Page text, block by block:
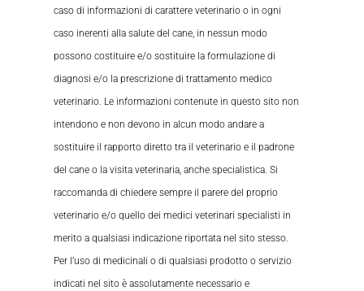
caso di informazioni di carattere veterinario o in ogni
caso inerenti alla salute del cane, in nessun modo
possono costituire e/o sostituire la formulazione di
diagnosi e/o la prescrizione di trattamento medico
veterinario. Le informazioni contenute in questo sito non
intendono e non devono in alcun modo andare a
sostituire il rapporto diretto tra il veterinario e il padrone
del cane o la visita veterinaria, anche specialistica. Si
raccomanda di chiedere sempre il parere del proprio
veterinario e/o quello dei medici veterinari specialisti in
merito a qualsiasi indicazione riportata nel sito stesso.
Per l’uso di medicinali o di qualsiasi prodotto o servizio
indicati nel sito è assolutamente necessario e